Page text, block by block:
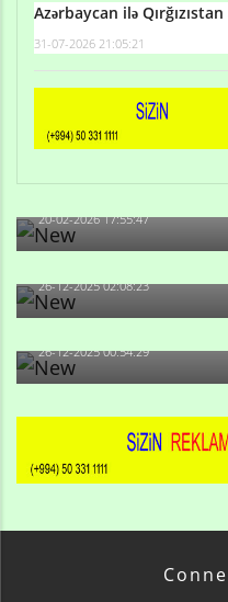
Azərbaycan ilə
31-07-2026 21:05:21
Qulu Məhərrəmli: Sosial
20-02-2026 17:55:47
Məni bura NAZİR
olan və...
26-12-2025 02:08:23
-Ay qız, sən məhkəməni
də, məni...
26-12-2025 00:54:29